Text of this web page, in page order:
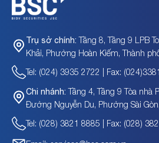
Trụ sở chính: Tầng 8, Tầng 9 LPB
Khải, Phường Hoàn Kiếm, Thành
Tel: (024) 3935 2722 | Fax:
Chi nhánh: Tầng 4, Tầng 9 Tòa nhà
Đường Nguyễn Du, Phường Sài
Tel: (028) 3821 8885 | Fax: (028)